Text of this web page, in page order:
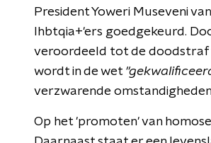
President Yoweri Museveni
lhbtqia+'ers goedgekeurd.
veroordeeld tot de doodstraf
wordt in de wet
verzwarende
Op het 'promoten' van